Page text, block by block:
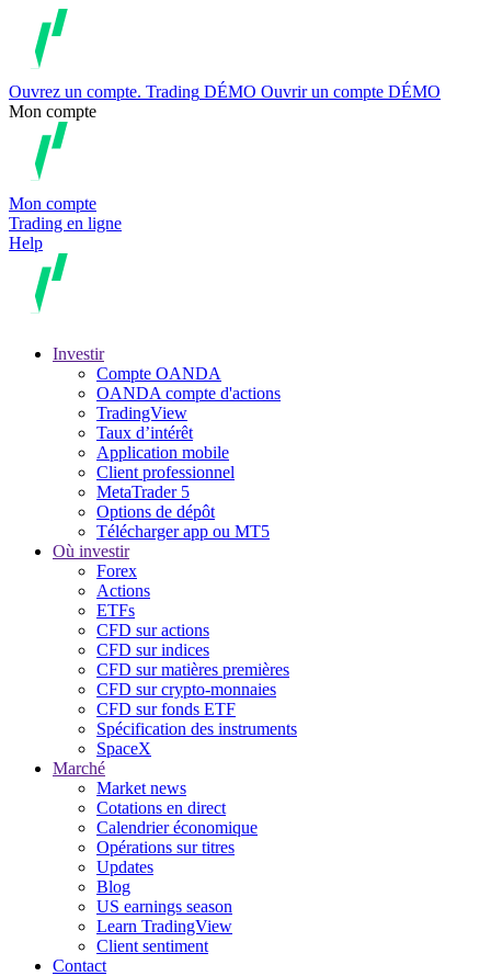
Ouvrez un compte. Trading DÉMO Ouvrir un compte DÉMO
Mon compte
Mon compte
Trading en ligne
Help
Investir
Compte OANDA
OANDA compte d'actions
TradingView
Taux d’intérêt
Application mobile
Client professionnel
MetaTrader 5
Options de dépôt
Télécharger app ou MT5
Où investir
Forex
Actions
ETFs
CFD sur actions
CFD sur indices
CFD sur matières premières
CFD sur crypto-monnaies
CFD sur fonds ETF
Spécification des instruments
SpaceX
Marché
Market news
Cotations en direct
Calendrier économique
Opérations sur titres
Updates
Blog
US earnings season
Learn TradingView
Client sentiment
Contact